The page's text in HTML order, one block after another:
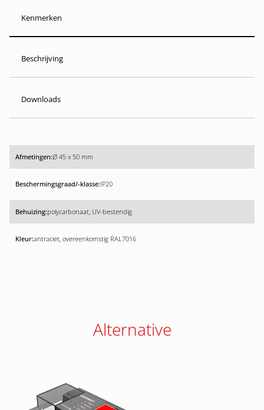
Kenmerken
Beschrijving
Downloads
Ø 45 x 50 mm
IP20
polycarbonaat, UV-bestendig
antraciet, overeenkomstig RAL7016
Alternative